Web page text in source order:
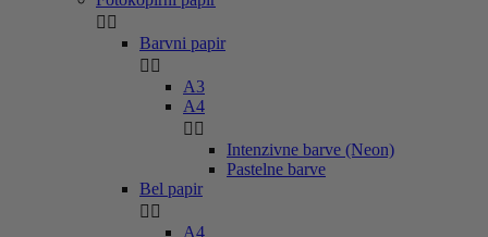
 
Barvni papir
 
A3
A4
 
Intenzivne barve (Neon)
Pastelne barve
Bel papir
 
A4